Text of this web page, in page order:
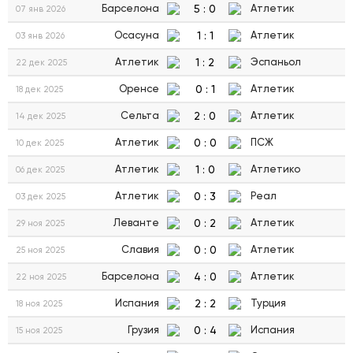
07 янв 2026 Барселона 5 : 0 Атлетик
03 янв 2026 Осасуна 1 : 1 Атлетик
22 дек 2025 Атлетик 1 : 2 Эспаньол
18 дек 2025 Оренсе 0 : 1 Атлетик
14 дек 2025 Сельта 2 : 0 Атлетик
10 дек 2025 Атлетик 0 : 0 ПСЖ
06 дек 2025 Атлетик 1 : 0 Атлетико
03 дек 2025 Атлетик 0 : 3 Реал
29 ноя 2025 Леванте 0 : 2 Атлетик
25 ноя 2025 Славия 0 : 0 Атлетик
22 ноя 2025 Барселона 4 : 0 Атлетик
18 ноя 2025 Испания 2 : 2 Турция
15 ноя 2025 Грузия 0 : 4 Испания